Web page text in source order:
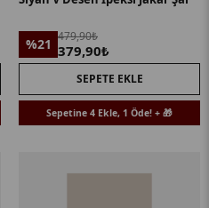
%21 479,90₺
379,90₺
SEPETE EKLE
Sepetine 4 Ekle, 1 Öde! + 🎁